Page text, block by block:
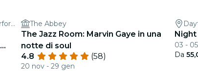
The Ritz Theater/Wayne Densch Performing Arts Center The Abbey
The Jazz Room: Marvin Gaye in una
notte di soul
4.8
(58)
20 nov - 29 gen
Night
03 -
Da